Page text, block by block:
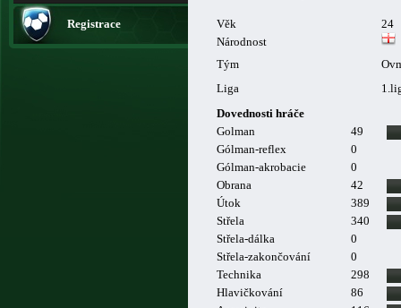
Registrace Věk
24
Národnost
Tým
Liga
Dovednosti hráče
Golman
49
Gólman-reflex
0
Gólman-akrobacie
0
Obrana
42
Útok
389
Střela
340
Střela-dálka
0
Střela-zakončování
0
Technika
298
Hlavičkování
86